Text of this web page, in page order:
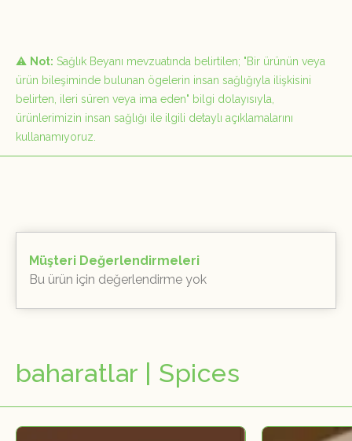
⚠️ Not: Sağlık Beyanı mevzuatında belirtilen; "Bir ürünün veya
ürün bileşiminde bulunan ögelerin insan sağlığıyla ilişkisini
belirten, ileri süren veya ima eden" bilgi dolayısıyla,
ürünlerimizin insan sağlığı ile ilgili detaylı açıklamalarını
kullanamıyoruz.
Müşteri Değerlendirmeleri
Bu ürün için değerlendirme yok
baharatlar | Spices